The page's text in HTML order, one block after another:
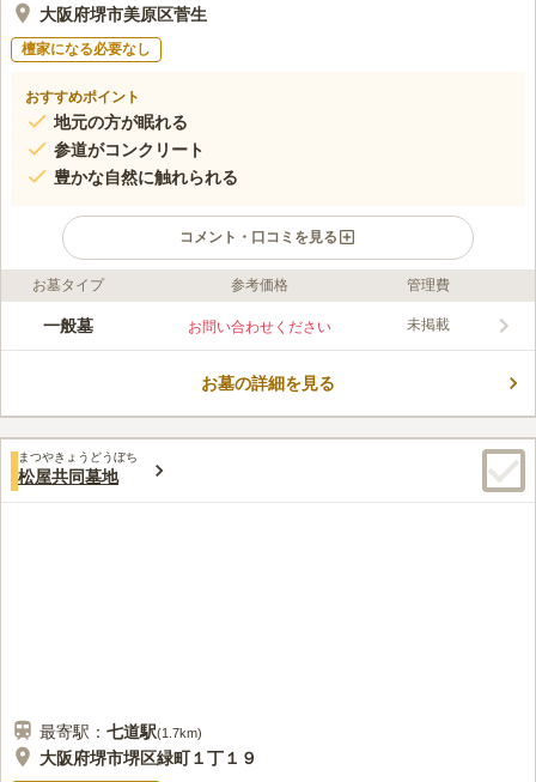
大阪府堺市美原区菅生
檀家になる必要なし
おすすめポイント
地元の方が眠れる
参道がコンクリート
豊かな自然に触れられる
コメント・口コミを見る
ライフドット編集部のコメント
菅生墓地は、近隣にお住いの方が眠る墓地です。 宗教を問わな
す。 水汲み場には貸し出し用の手桶があるので、お墓掃除に利
口コミ評価
みんなの評価
40代
周辺に店が何も無いのでバスに乗るまでに花も線香もお供えも食
お墓タイプ 参考価格 管理費
一般墓 お問い合わせください 未掲載
お墓の詳細を見る
まつやきょうどうぼち
松屋共同墓地
最寄駅： 七道駅(1.7km)
大阪府堺市堺区緑町１丁１９